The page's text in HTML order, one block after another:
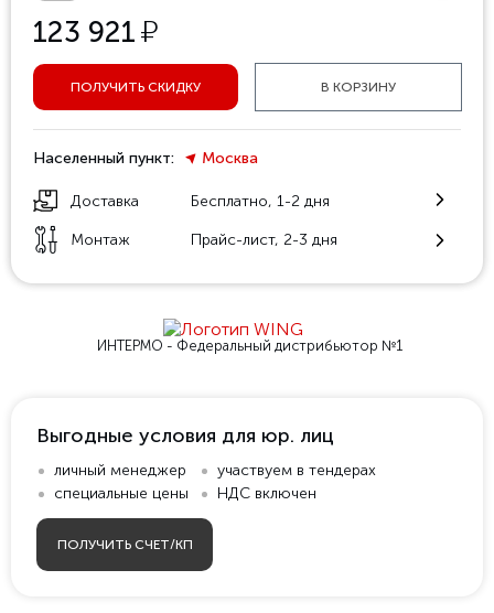
123 921у
ПОЛУЧИТЬ СКИДКУ В КОРЗИНУ
Населенный пункт: Москва
Доставка Бесплатно, 1-2 дня
Монтаж Прайс-лист, 2-3 дня
ИНТЕРМО - Федеральный дистрибьютор №1
Выгодные условия для юр. лиц
личный менеджер
специальные цены
участвуем в тендерах
НДС включен
ПОЛУЧИТЬ СЧЕТ/КП